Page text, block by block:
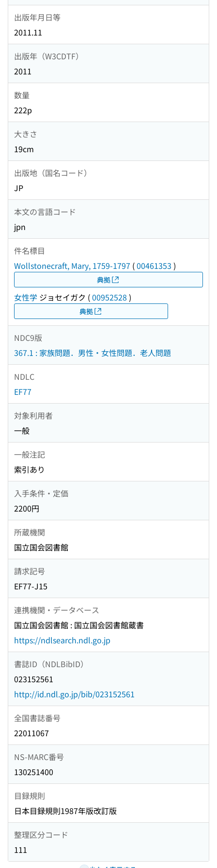
出版年月日等
2011.11
出版年（W3CDTF）
2011
数量
222p
大きさ
19cm
出版地（国名コード）
JP
本文の言語コード
jpn
件名標目
Wollstonecraft, Mary, 1759-1797 (00461353 )
典拠
女性学 ジョセイガク (00952528 )
典拠
NDC9版
367.1 : 家族問題．男性・女性問題．老人問題
NDLC
EF77
対象利用者
一般
一般注記
索引あり
入手条件・定価
2200円
所蔵機関
国立国会図書館
請求記号
EF77-J15
連携機関・データベース
国立国会図書館 : 国立国会図書館蔵書
https://ndlsearch.ndl.go.jp
書誌ID（NDLBibID）
023152561
http://id.ndl.go.jp/bib/023152561
全国書誌番号
22011067
NS-MARC番号
130251400
目録規則
日本目録規則1987年版改訂版
整理区分コード
111